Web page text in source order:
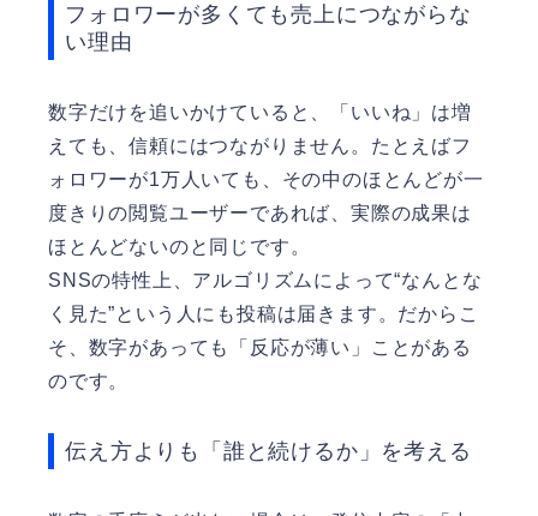
フォロワーが多くても売上につながらな
い理由
数字だけを追いかけていると、「いいね」は増
えても、信頼にはつながりません。たとえばフ
ォロワーが1万人いても、その中のほとんどが一
度きりの閲覧ユーザーであれば、実際の成果は
ほとんどないのと同じです。
SNSの特性上、アルゴリズムによって“なんとな
く見た”という人にも投稿は届きます。だからこ
そ、数字があっても「反応が薄い」ことがある
のです。
伝え方よりも「誰と続けるか」を考える